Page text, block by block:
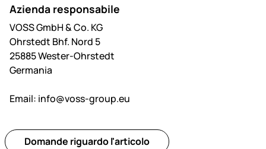
Azienda responsabile
VOSS GmbH & Co. KG
Ohrstedt Bhf. Nord 5
25885 Wester-Ohrstedt
Germania
Email: info@voss-group.eu
Domande riguardo l'articolo